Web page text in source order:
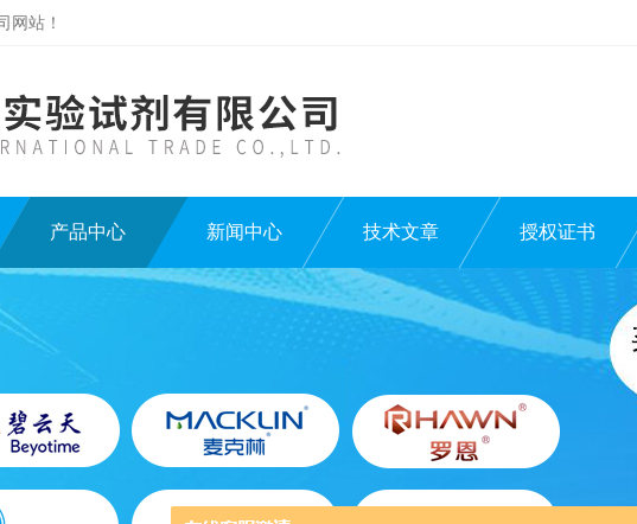
网站！
产品中心 新闻中心 技术文章 授权证书